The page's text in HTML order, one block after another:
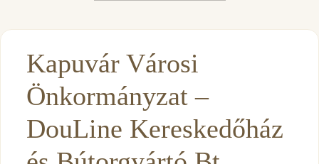
Kapuvár Városi
Önkormányzat –
DouLine Kereskedőház